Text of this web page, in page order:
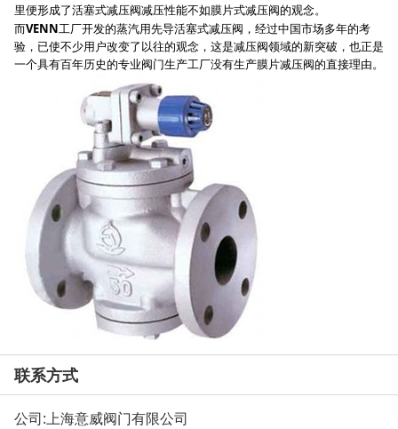
里便形成了活塞式减压阀减压性能不如膜片式减压阀的观念。
而VENN工厂开发的蒸汽用先导活塞式减压阀，经过中国市场多年的考
验，已使不少用户改变了以往的观念，这是减压阀领域的新突破，也正是
一个具有百年历史的专业阀门生产工厂没有生产膜片减压阀的直接理由。
联系方式
公司:上海意威阀门有限公司